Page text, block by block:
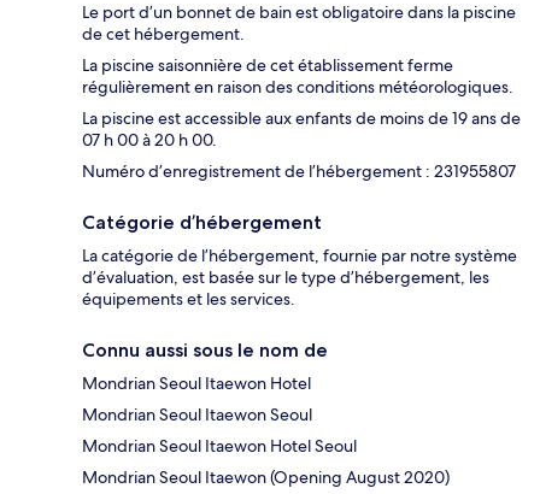
Le port d’un bonnet de bain est obligatoire dans la piscine
de cet hébergement.
La piscine saisonnière de cet établissement ferme
régulièrement en raison des conditions météorologiques.
La piscine est accessible aux enfants de moins de 19 ans de
07 h 00 à 20 h 00.
Numéro d’enregistrement de l’hébergement : 231955807
Catégorie d’hébergement
La catégorie de l’hébergement, fournie par notre système
d’évaluation, est basée sur le type d’hébergement, les
équipements et les services.
Connu aussi sous le nom de
Mondrian Seoul Itaewon Hotel
Mondrian Seoul Itaewon Seoul
Mondrian Seoul Itaewon Hotel Seoul
Mondrian Seoul Itaewon (Opening August 2020)